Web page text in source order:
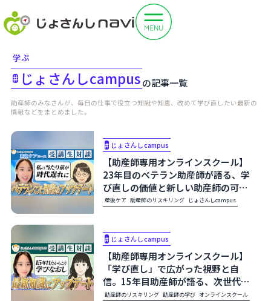
学ぶ
# じょさんしcampusの記事一覧
助産師のみなさんが、毎日の仕事で役立つ知識や知恵、改めて学び直したい最新の
情報などをまとめました。
# じょさんしcampus
【助産師専用オンラインスクール】
23年目のベテラン助産師が語る、学
び直しの価値と新しい助産師の可能
性｜じょさんしcampus産後ケアコ
産後ケア 助産師のリスキリング じょさんしcampus
# じょさんしcampus
【助産師専用オンラインスクール】
「学び直し」で広がった視野と自
信。15年目助産師が語る、次世代と
の関わりと自分の原点｜じょさんし
助産師のリスキリング 助産師の学び オンラインスクール